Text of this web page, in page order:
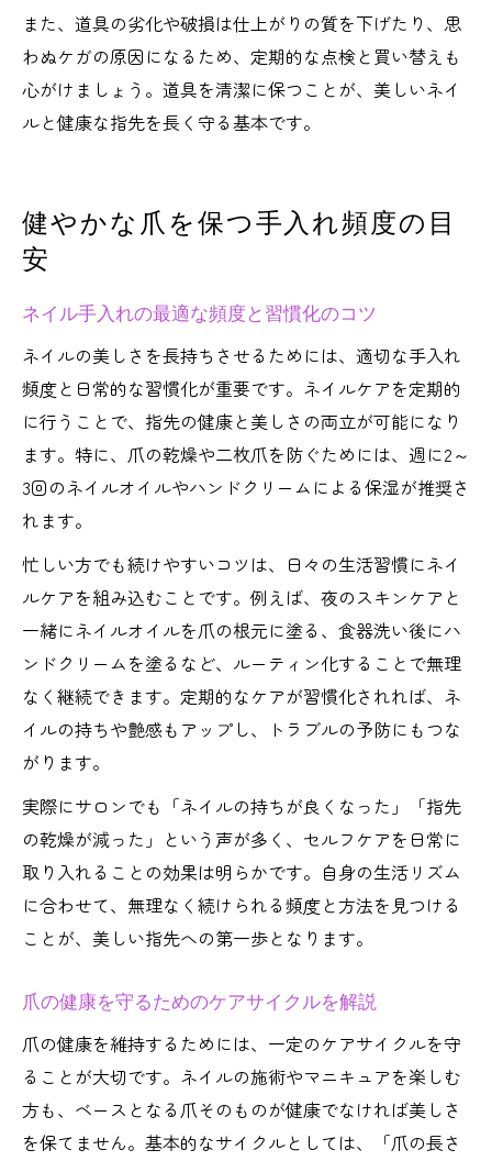
また、道具の劣化や破損は仕上がりの質を下げたり、思
わぬケガの原因になるため、定期的な点検と買い替えも
心がけましょう。道具を清潔に保つことが、美しいネイ
ルと健康な指先を長く守る基本です。
健やかな爪を保つ手入れ頻度の目
安
ネイル手入れの最適な頻度と習慣化のコツ
ネイルの美しさを長持ちさせるためには、適切な手入れ
頻度と日常的な習慣化が重要です。ネイルケアを定期的
に行うことで、指先の健康と美しさの両立が可能になり
ます。特に、爪の乾燥や二枚爪を防ぐためには、週に2～
3回のネイルオイルやハンドクリームによる保湿が推奨さ
れます。
忙しい方でも続けやすいコツは、日々の生活習慣にネイ
ルケアを組み込むことです。例えば、夜のスキンケアと
一緒にネイルオイルを爪の根元に塗る、食器洗い後にハ
ンドクリームを塗るなど、ルーティン化することで無理
なく継続できます。定期的なケアが習慣化されれば、ネ
イルの持ちや艶感もアップし、トラブルの予防にもつな
がります。
実際にサロンでも「ネイルの持ちが良くなった」「指先
の乾燥が減った」という声が多く、セルフケアを日常に
取り入れることの効果は明らかです。自身の生活リズム
に合わせて、無理なく続けられる頻度と方法を見つける
ことが、美しい指先への第一歩となります。
爪の健康を守るためのケアサイクルを解説
爪の健康を維持するためには、一定のケアサイクルを守
ることが大切です。ネイルの施術やマニキュアを楽しむ
方も、ベースとなる爪そのものが健康でなければ美しさ
を保てません。基本的なサイクルとしては、「爪の長さ